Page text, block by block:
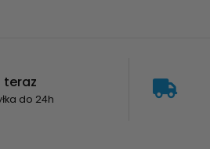
teraz
do 24h